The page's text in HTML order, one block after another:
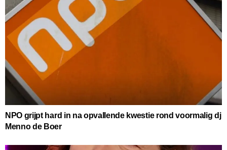
NPO grijpt hard in na opvallende kwestie rond voormalig dj
Menno de Boer